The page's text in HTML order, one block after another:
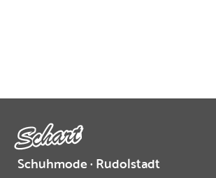
Schuhmode · Rudolstadt